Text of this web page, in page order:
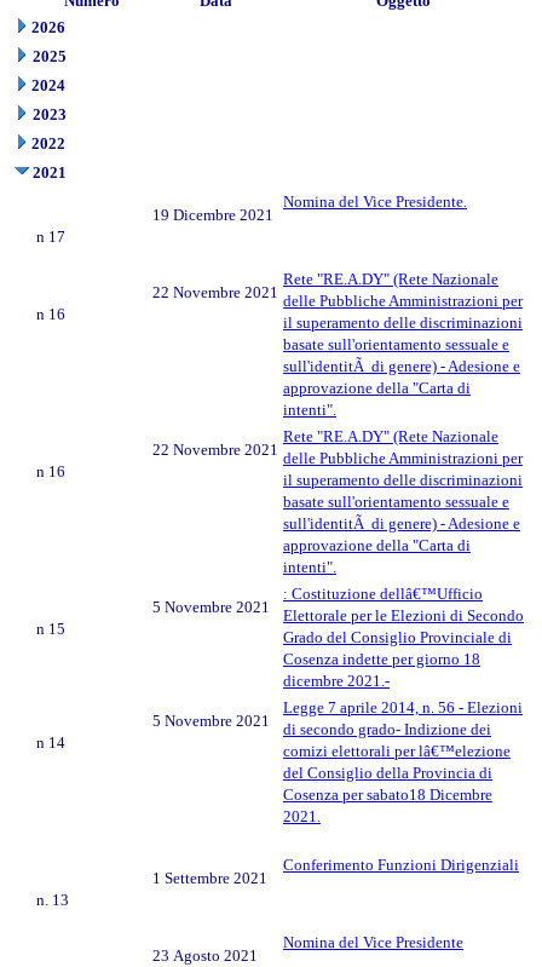
2026
2025
2024
2023
2022
2021
n 17
19 Dicembre 2021
Nomina del Vice Presidente.
n 16
22 Novembre 2021
Rete "RE.A.DY" (Rete Nazionale
delle Pubbliche Amministrazioni per
il superamento delle discriminazioni
basate sull'orientamento sessuale e
sull'identitÃ di genere) - Adesione e
approvazione della "Carta di
intenti".
n 16
22 Novembre 2021
Rete "RE.A.DY" (Rete Nazionale
delle Pubbliche Amministrazioni per
il superamento delle discriminazioni
basate sull'orientamento sessuale e
sull'identitÃ di genere) - Adesione e
approvazione della "Carta di
intenti".
n 15
5 Novembre 2021
: Costituzione dellâ€™Ufficio
Elettorale per le Elezioni di Secondo
Grado del Consiglio Provinciale di
Cosenza indette per giorno 18
dicembre 2021.-
n 14
5 Novembre 2021
Legge 7 aprile 2014, n. 56 - Elezioni
di secondo grado- Indizione dei
comizi elettorali per lâ€™elezione
del Consiglio della Provincia di
Cosenza per sabato18 Dicembre
2021.
n. 13
1 Settembre 2021
Conferimento Funzioni Dirigenziali
23 Agosto 2021
Nomina del Vice Presidente